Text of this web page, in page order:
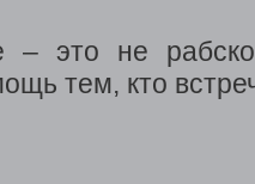
– это не
тем, кто